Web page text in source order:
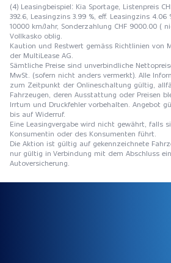
(4) Leasingbeispiel: Kia Sportage, Listenpreis
392.6, Leasingzins 3.99 %, eff. Leasingzins
10000 km/Jahr, Sonderzahlung CHF 9000.00 (
Vollkasko oblig.
Kaution und Restwert gemäss Richtlinien von
der MultiLease AG.
Sämtliche Preise sind unverbindliche
MwSt. (sofern nicht anders vermerkt). Alle
zum Zeitpunkt der Onlineschaltung gültig,
Fahrzeugen, deren Ausstattung oder Preisen
Irrtum und Druckfehler vorbehalten. Angebot
bis auf Widerruf.
Eine Leasingvergabe wird nicht gewährt, falls
Konsumentin oder des Konsumenten führt.
Die Aktion ist gültig auf gekennzeichnete
nur gültig in Verbindung mit dem Abschluss
Autoversicherung.